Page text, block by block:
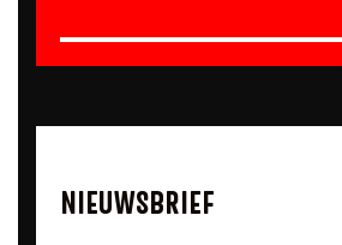
NIEUWSBRIEF